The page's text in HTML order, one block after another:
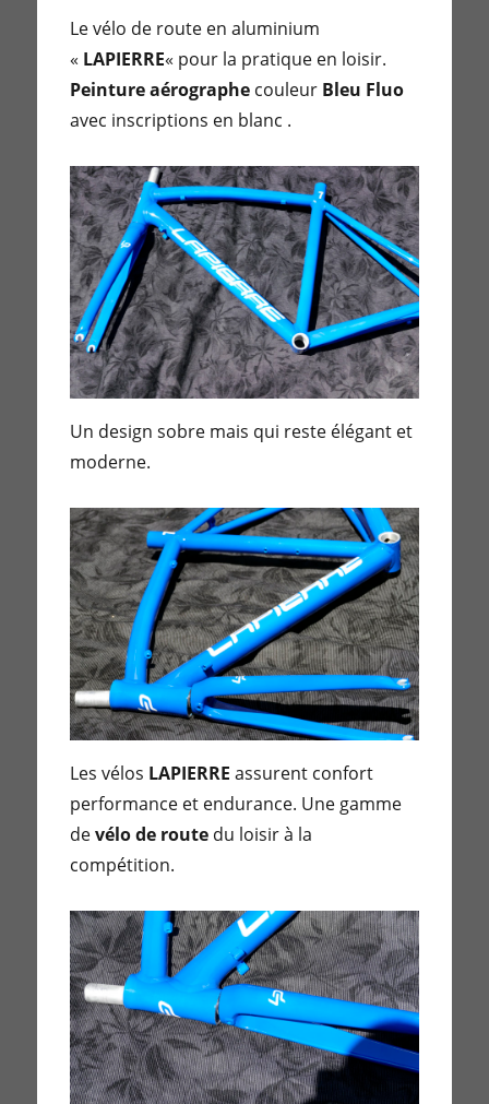
Le vélo de route en aluminium
« LAPIERRE« pour la pratique en loisir.
Peinture aérographe couleur Bleu Fluo
avec inscriptions en blanc .
Un design sobre mais qui reste élégant et
moderne.
Les vélos LAPIERREassurent confort
performance et endurance. Une gamme
devélo de route du loisir à la
compétition.